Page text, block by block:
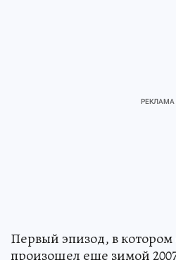
Первый эпизод, в
произошел еще зимой